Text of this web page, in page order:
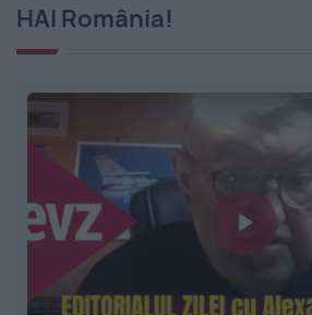
HAI România!